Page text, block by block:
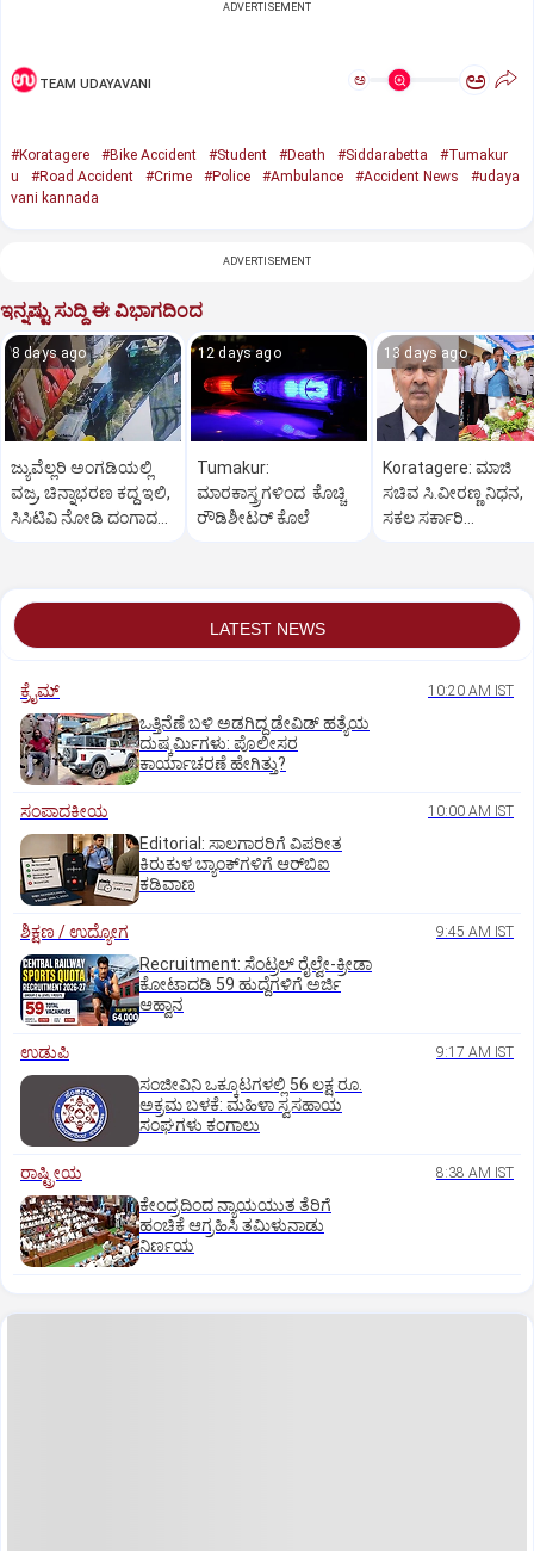
ADVERTISEMENT
TEAM UDAYAVANI ಅ ಅ
#Koratagere #Bike Accident #Student #Death #Siddarabetta
#Tumakur
u
#Road Accident #Crime #Police #Ambulance #Accident News
#udaya
vani kannada
ADVERTISEMENT
ಇನ್ನಷ್ಟು ಸುದ್ದಿ ಈ ವಿಭಾಗದಿಂದ
8 days ago
ಜ್ಯುವೆಲ್ಲರಿ ಅಂಗಡಿಯಲ್ಲಿ
ವಜ್ರ, ಚಿನ್ನಾಭರಣ ಕದ್ದ ಇಲಿ,
ಸಿಸಿಟಿವಿ ನೋಡಿ ದಂಗಾದ
12 days ago
Tumakur:
ಮಾರಕಾಸ್ತ್ರಗಳಿಂದ ಕೊಚ್ಚಿ
ರೌಡಿಶೀಟರ್ ಕೊಲೆ
13 days ago
Koratagere: ಮಾಜಿ
ಸಚಿವ ಸಿ.ವೀರಣ್ಣ ನಿಧನ,
ಸಕಲ ಸರ್ಕಾರಿ
LATEST NEWS
ಕ್ರೈಮ್ 10:20 AM IST
ಒತ್ತಿನೆಣೆ ಬಳಿ ಅಡಗಿದ್ದ ಡೇವಿಡ್‌ ಹತ್ಯೆಯ
ದುಷ್ಕರ್ಮಿಗಳು: ಪೊಲೀಸರ
ಕಾರ್ಯಾಚರಣೆ ಹೇಗಿತ್ತು?
ಸಂಪಾದಕೀಯ 10:00 AM IST
Editorial: ಸಾಲಗಾರರಿಗೆ ವಿಪರೀತ
ಕಿರುಕುಳ ಬ್ಯಾಂಕ್‌ಗಳಿಗೆ ಆರ್‌ಬಿಐ
ಕಡಿವಾಣ
ಶಿಕ್ಷಣ / ಉದ್ಯೋಗ 9:45 AM IST
Recruitment: ಸೆಂಟ್ರಲ್‌ ರೈಲ್ವೇ-ಕ್ರೀಡಾ
ಕೋಟಾದಡಿ 59 ಹುದ್ದೆಗಳಿಗೆ ಅರ್ಜಿ
ಆಹ್ವಾನ
ಉಡುಪಿ 9:17 AM IST
ಸಂಜೀವಿನಿ ಒಕ್ಕೂಟಗಳಲ್ಲಿ 56 ಲಕ್ಷ ರೂ.
ಅಕ್ರಮ ಬಳಕೆ: ಮಹಿಳಾ ಸ್ವಸಹಾಯ
ಸಂಘಗಳು ಕಂಗಾಲು
ರಾಷ್ಟ್ರೀಯ 8:38 AM IST
ಕೇಂದ್ರದಿಂದ ನ್ಯಾಯಯುತ ತೆರಿಗೆ
ಹಂಚಿಕೆ ಆಗ್ರಹಿಸಿ ತಮಿಳುನಾಡು
ನಿರ್ಣಯ